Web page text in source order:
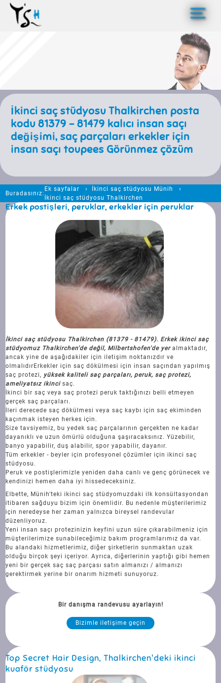
>
İkinci saç stüdyosu Thalkirchen posta
kodu 81379 - 81479 kalıcı insan saçı
değişimi, saç parçaları erkekler için
insan saçı toupees Görünmez çözüm
Buradasınız:
Ek sayfalar
İkinci saç stüdyosu Münih
İkinci saç stüdyosu Thalkirchen
Erkek postişleri, peruklar, erkekler için peruklar
İkinci saç stüdyosu Thalkirchen (81379 - 81479). Erkek ikinci saç
stüdyomuz Thalkirchen'de değil, Milbertshofen'de yeralmaktadır,
ancak yine de aşağıdakiler için iletişim noktanızdır ve
olmalıdırErkekler için saç dökülmesi için insan saçından yapılmış
saç protezi, yüksek kaliteli saç parçaları, peruk, saç protezi,
ameliyatsız ikincisaç.
İkinci bir saç veya saç protezi peruk taktığınızı belli etmeyen
gerçek saç parçaları.
İleri derecede saç dökülmesi veya saç kaybı için saç ekiminden
kaçınmak isteyen herkes için.
Size tavsiyemiz, bu yedek saç parçalarının gerçekten ne kadar
dayanıklı ve uzun ömürlü olduğuna şaşıracaksınız. Yüzebilir,
banyo yapabilir, duş alabilir, spor yapabilir, dayanır.
Tüm erkekler - beyler için profesyonel çözümler için ikinci saç
stüdyosu.
Peruk ve postişlerimizle yeniden daha canlı ve genç görünecek ve
kendinizi hemen daha iyi hissedeceksiniz.
Elbette, Münih'teki ikinci saç stüdyomuzdaki ilk konsültasyondan
itibaren sağduyu bizim için önemlidir. Bu nedenle müşterilerimiz
için neredeyse her zaman yalnızca bireysel randevular
düzenliyoruz.
Yeni insan saçı protezinizin keyfini uzun süre çıkarabilmeniz için
müşterilerimize sunabileceğimiz bakım programlarımız da var.
Bu alandaki hizmetlerimiz, diğer şirketlerin sunmaktan uzak
olduğu birçok şeyi içeriyor. Ayrıca, diğerlerinin yaptığı gibi hemen
yeni bir gerçek saç saç parçası satın almanızı / almanızı
gerektirmek yerine bir onarım hizmeti sunuyoruz.
Bir danışma randevusu ayarlayın!
Bizimle iletişime geçin
Top Secret Hair Design, Thalkirchen'deki ikinci
kuaför stüdyosu